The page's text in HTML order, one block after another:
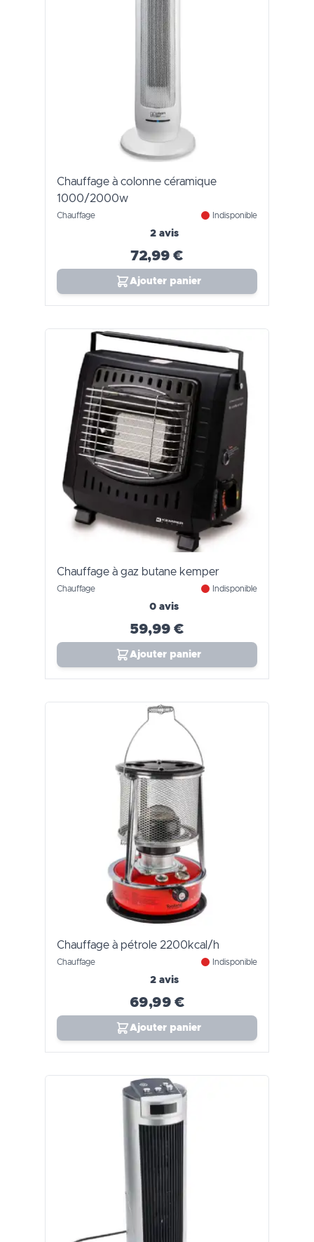
Chauffage à colonne céramique
1000/2000w
Chauffage Indisponible
2 avis
72,99 €
Ajouter panier
Chauffage à gaz butane kemper
Chauffage Indisponible
0 avis
59,99 €
Ajouter panier
Chauffage à pétrole 2200kcal/h
Chauffage Indisponible
2 avis
69,99 €
Ajouter panier